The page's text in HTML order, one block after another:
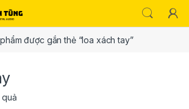
được gắn thẻ “loa xách tay”
quả